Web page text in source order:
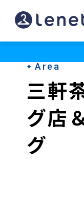
三
軒
Area
三軒
グ店
グ